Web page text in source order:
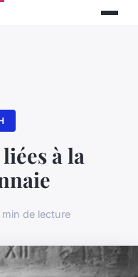
à la
min de lecture